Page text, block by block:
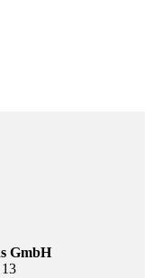
GmbH